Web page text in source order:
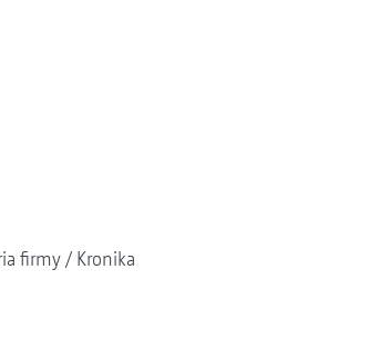
firmy Kronika